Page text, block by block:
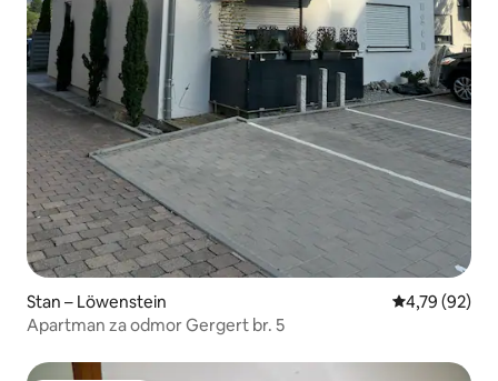
Stan – Löwenstein Prosječna
4,79 (92)
Apartman za odmor Gergert br. 5